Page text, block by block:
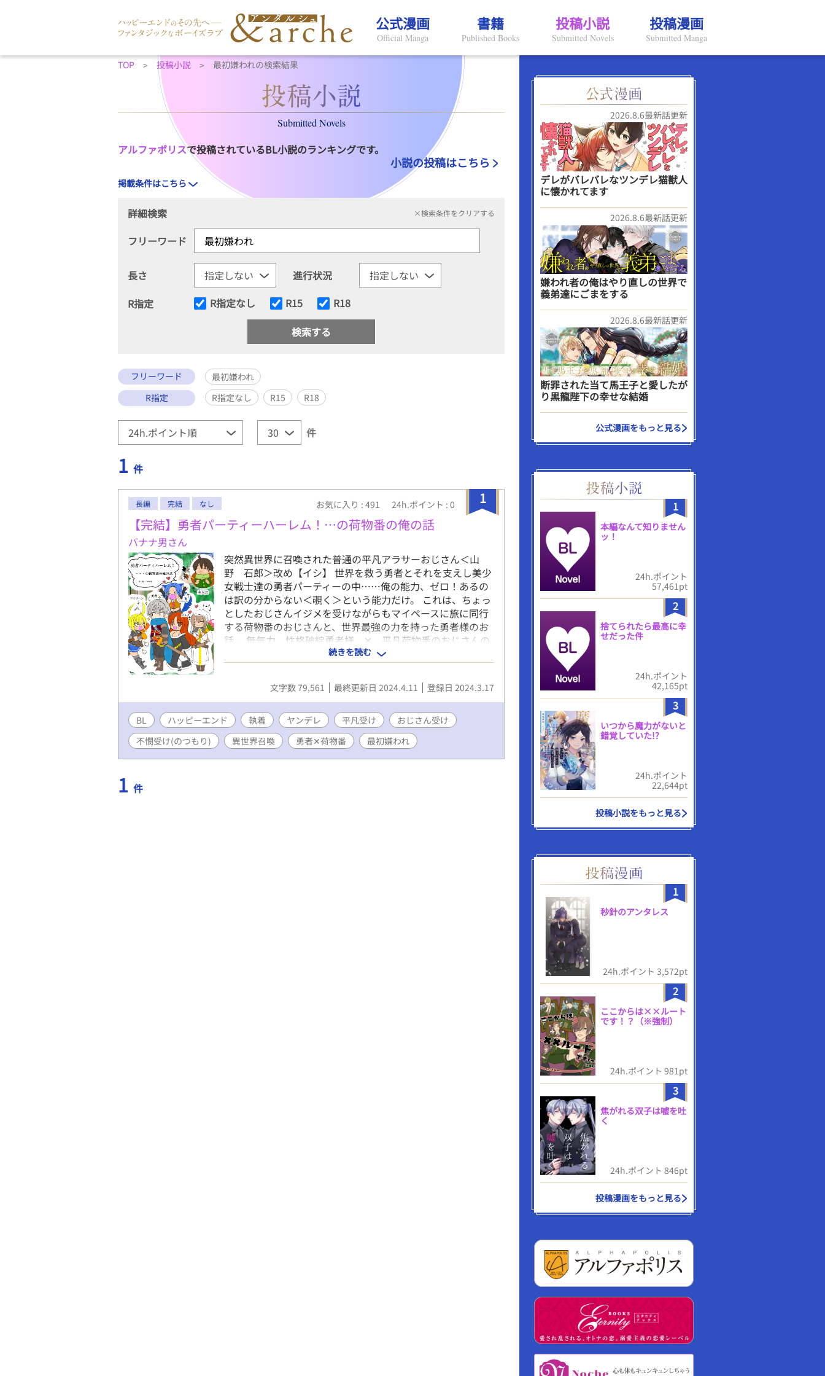
公式漫画
Official Manga
書籍
Published Books
投稿小説
Submitted Novels
投稿漫画
Submitted Manga
TOP 投稿小説 最初嫌われの検索結果
Submitted Novels
アルファポリスで投稿されているBL小説のランキングです。
小説の投稿はこちら
掲載条件はこちら
詳細検索 ×検索条件をクリアする
フリーワード
長さ
進行状況
R指定
R指定なし R15 R18
フリーワード
最初嫌われ
R指定
R指定なし R15 R18
件
1 件
1
長編 完結 なし お気に入り : 491 24h.ポイント : 0
【完結】勇者パーティーハーレム！…の荷物番の俺の話
バナナ男さん
突然異世界に召喚された普通の平凡アラサーおじさん＜山
野 石郎＞改め【イシ】 世界を救う勇者とそれを支えし美少
女戦士達の勇者パーティーの中……俺の能力、ゼロ！あるの
は訳の分からない＜覗く＞という能力だけ。 これは、ちょっ
としたおじさんイジメを受けながらもマイペースに旅に同行
する荷物番のおじさんと、世界最強の力を持った勇者様のお
話。 無気力、性格破綻勇者様 ✕ 平凡荷物番のおじさんの
BLです。 不憫受けが書きたくて書いてみたのですが、少々意
地悪な場面がありますので、どうかそういった表現が苦手な
お方はご注意ください_○/|_ 土下座！
続きを読む
文字数 79,561 最終更新日 2024.4.11 登録日 2024.3.17
BL ハッピーエンド 執着 ヤンデレ 平凡受け
おじさん受け
不憫受け(のつもり)
異世界召喚 勇者✕荷物番 最初嫌われ
1 件
2026.8.6最新話更新
デレがバレバレなツンデレ猫獣人
に懐かれてます
2026.8.6最新話更新
嫌われ者の俺はやり直しの世界で
義弟達にごまをする
2026.8.6最新話更新
断罪された当て馬王子と愛したが
り黒龍陛下の幸せな結婚
公式漫画をもっと見る
1
本編なんて知りません
ッ！
24h.ポイント
57,461pt
2
捨てられたら最高に幸
せだった件
24h.ポイント
42,165pt
3
いつから魔力がないと
錯覚していた!?
24h.ポイント
22,644pt
投稿小説をもっと見る
1
秒針のアンタレス
24h.ポイント 3,572pt
2
ここからは××ルート
です！？（※強制）
24h.ポイント 981pt
3
焦がれる双子は嘘を吐
く
24h.ポイント 846pt
投稿漫画をもっと見る